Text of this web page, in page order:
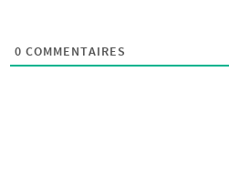
0 COMMENTAIRES